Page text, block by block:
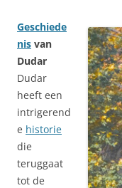
Geschiede
nis van
Dudar
Dudar
heeft een
intrigerend
e historie
die
teruggaat
tot de